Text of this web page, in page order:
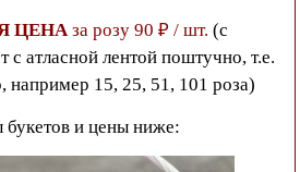
ЦЕНАза розу 90 ₽ / шт. (с
с атласной лентой поштучно, т.е.
например 15, 25, 51, 101 роза)
и цены ниже: